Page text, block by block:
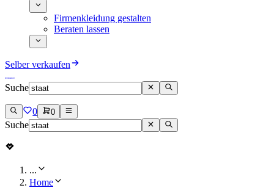
Firmenkleidung gestalten
Beraten lassen
Selber verkaufen
Suche
0 0
Suche
...
Home